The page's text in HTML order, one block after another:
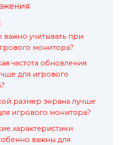
важно учитывать при
монитора?
частота обновления
для игрового
размер экрана лучше
игрового монитора?
характеристики
важны для